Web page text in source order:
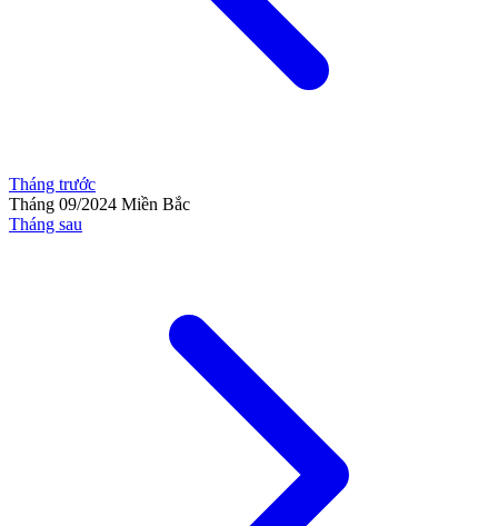
Tháng trước
Tháng 09/2024 Miền Bắc
Tháng sau